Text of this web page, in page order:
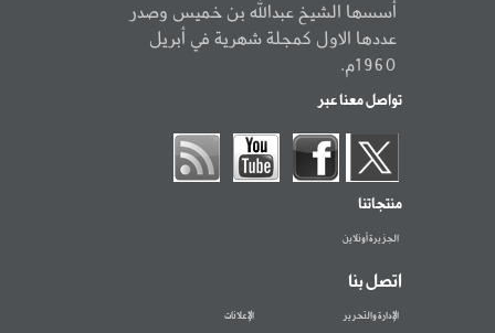
أسسها الشيخ عبدالله بن خميس وصدر
عددها الاول كمجلة شهرية في أبريل
1960م.
تواصل معنا عبر
منتجاتنا
الجزيرة أونلاين
اتصل بنا
الإدارة والتحرير الإعلانات